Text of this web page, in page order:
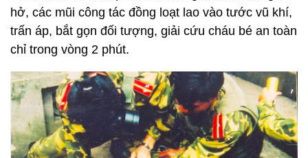
hở, các mũi công tác đồng loạt lao vào tước vũ khí,
trấn áp, bắt gọn đối tượng, giải cứu cháu bé an toàn
chỉ trong vòng 2 phút.